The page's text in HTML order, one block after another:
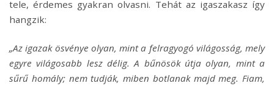
tele, érdemes gyakran olvasni. Tehát az igaszakasz így
hangzik:
„Az igazak ösvénye olyan, mint a felragyogó világosság, mely
egyre világosabb lesz délig. A bűnösök útja olyan, mint a
sűrű homály; nem tudják, miben botlanak majd meg. Fiam,